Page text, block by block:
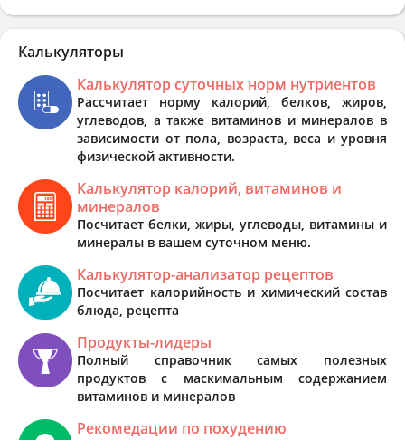
Калькуляторы
Калькулятор суточных норм нутриентов
Рассчитает норму калорий, белков, жиров,
углеводов, а также витаминов и минералов в
зависимости от пола, возраста, веса и уровня
физической активности.
Калькулятор калорий, витаминов и
минералов
Посчитает белки, жиры, углеводы, витамины и
минералы в вашем суточном меню.
Калькулятор-анализатор рецептов
Посчитает калорийность и химический состав
блюда, рецепта
Продукты-лидеры
Полный справочник самых полезных
продуктов с маскимальным содержанием
витаминов и минералов
Рекомедации по похудению